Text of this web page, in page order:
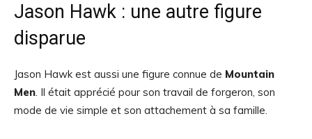
Jason Hawk : une autre figure
disparue
Jason Hawk est aussi une figure connue de Mountain
Men. Il était apprécié pour son travail de forgeron, son
mode de vie simple et son attachement à sa famille.